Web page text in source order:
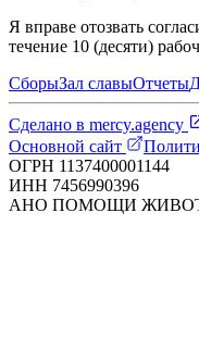
Я вправе отозвать
течение 10 (десяти)
СборыЗал славыОтчеты
Сделано в mercy.agency
Основной сайт
ОГРН 1137400001144
ИНН 7456990396
АНО ПОМОЩИ